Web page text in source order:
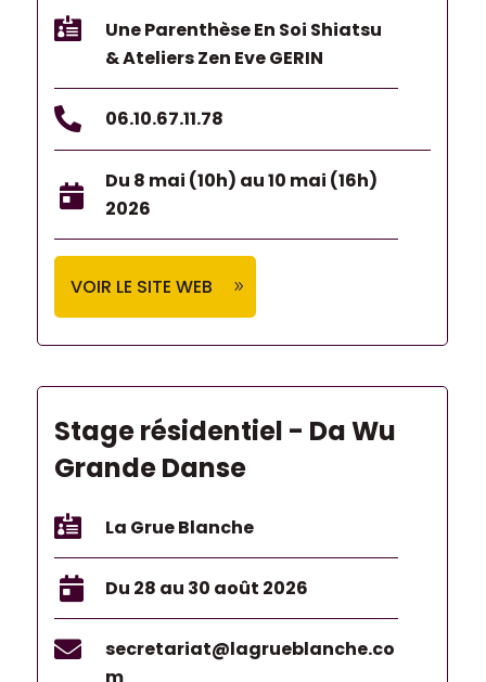

Une Parenthèse En Soi Shiatsu
& Ateliers Zen Eve GERIN
 06.10.67.11.78

Du 8 mai (10h) au 10 mai (16h)
2026
VOIR LE SITE WEB
Stage résidentiel - Da Wu
Grande Danse
 La Grue Blanche
 Du 28 au 30 août 2026

secretariat@lagrueblanche.co
m